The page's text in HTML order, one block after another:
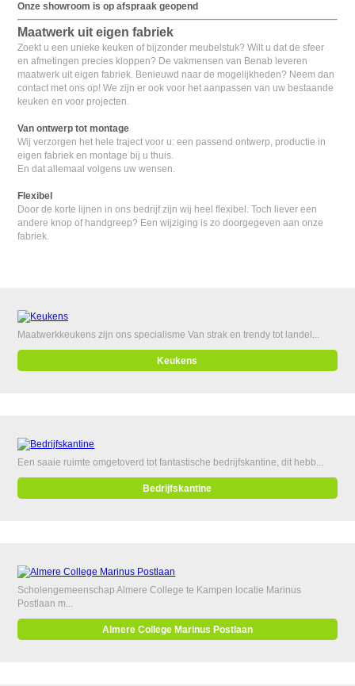
Onze showroom is op afspraak geopend
Maatwerk uit eigen fabriek
Zoekt u een unieke keuken of bijzonder meubelstuk? Wilt u dat de sfeer
en afmetingen precies kloppen? De vakmensen van Benab leveren
maatwerk uit eigen fabriek. Benieuwd naar de mogelijkheden? Neem dan
contact met ons op! We zijn er ook voor het aanpassen van uw bestaande
keuken en voor projecten.
Van ontwerp tot montage
Wij verzorgen het hele traject voor u: een passend ontwerp, productie in
eigen fabriek en montage bij u thuis.
En dat allemaal volgens uw wensen.
Flexibel
Door de korte lijnen in ons bedrijf zijn wij heel flexibel. Toch liever een
andere knop of handgreep? Een wijziging is zo doorgegeven aan onze
fabriek.
Maatwerkkeukens zijn ons specialisme Van strak en trendy tot landel...
Keukens
Een saaie ruimte omgetoverd tot fantastische bedrijfskantine, dit hebb...
Bedrijfskantine
Scholengemeenschap Almere College te Kampen locatie Marinus
Postlaan m...
Almere College Marinus Postlaan